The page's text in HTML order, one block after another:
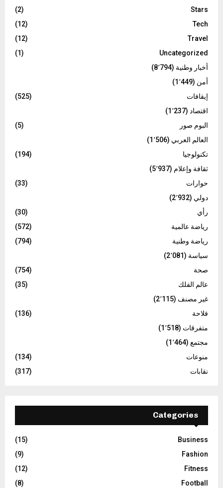
Stars
(2)
Tech
(12)
Travel
(12)
Uncategorized
(1)
أخبار وطنية (8٬794)
أمن (1٬449)
إيقافات
(525)
اقتصاد (1٬237)
البوم صور
(5)
العالم العربي (1٬506)
تكنولوجيا
(194)
ثقافة وإعلام (5٬937)
حوارات
(33)
دولي (2٬932)
رأي
(30)
رياضة عالمية
(572)
رياضة وطنية
(794)
سياسة (2٬081)
صحة
(754)
عالم الفلك
(35)
غير مصنف (2٬115)
فلاحة
(136)
متفرقات (1٬518)
مجتمع (1٬464)
منوعات
(134)
نقابات
(317)
Categories
Business
(15)
Fashion
(9)
Fitness
(12)
Football
(8)